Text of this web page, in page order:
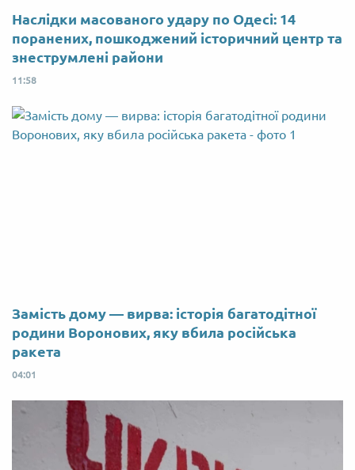
Наслідки масованого удару по Одесі: 14
поранених, пошкоджений історичний центр та
знеструмлені райони
11:58
Замість дому — вирва: історія багатодітної
родини Воронових, яку вбила російська
ракета
04:01